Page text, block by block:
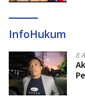
InfoHukum
8